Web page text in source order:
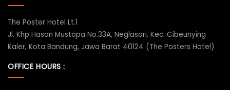
The Poster Hotel Lt.1
Jl. Khp Hasan Mustopa No.33A, Neglasari, Kec. Cibeunying
Kaler, Kota Bandung, Jawa Barat 40124 (The Posters Hotel)
OFFICE HOURS :